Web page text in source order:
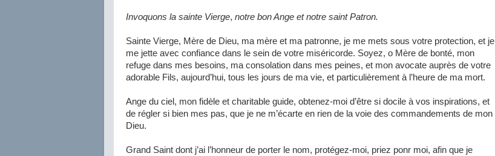
Invoquons la sainte Vierge, notre bon Ange et notre saint Patron.
Sainte Vierge, Mère de Dieu, ma mère et ma patronne, je me mets sous votre protection, et je
me jette avec confiance dans le sein de votre miséricorde. Soyez, o Mère de bonté, mon
refuge dans mes besoins, ma consolation dans mes peines, et mon avocate auprès de votre
adorable Fils, aujourd’hui, tous les jours de ma vie, et particulièrement à l’heure de ma mort.
Ange du ciel, mon fidèle et charitable guide, obtenez-moi d’être si docile à vos inspirations, et
de régler si bien mes pas, que je ne m’écarte en rien de la voie des commandements de mon
Dieu.
Grand Saint dont j’ai l’honneur de porter le nom, protégez-moi, priez ponr moi, afin que je